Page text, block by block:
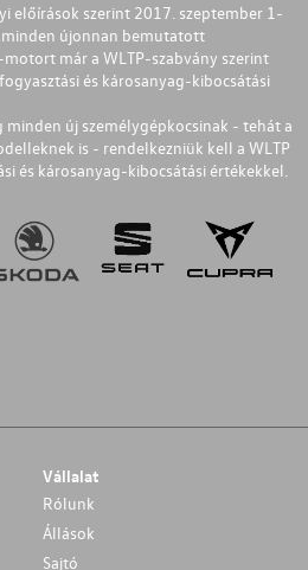
előírások szerint 2017. szeptember 1-
újonnan bemutatott
már a WLTP-szabvány szerint
és károsanyag-kibocsátási
új személygépkocsinak - tehát a
is - rendelkezniük kell a WLTP
és károsanyag-kibocsátási értékekkel.
Vállalat
Rólunk
Állások
Sajtó